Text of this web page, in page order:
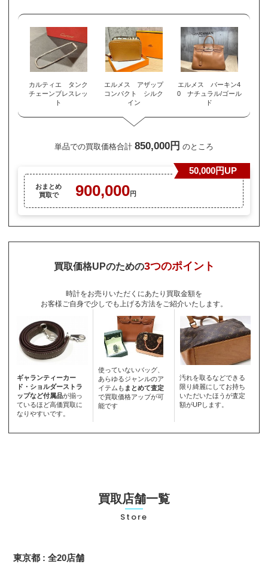
カルティエ タンク
チェーンブレスレッ
ト
エルメス アザップ
コンパクト シルク
イン
エルメス バーキン4
0 ナチュラル/ゴール
ド
単品での買取価格合計 850,000円 のところ
おまとめ
買取で
900,000円
50,000円UP
買取価格UPのための3つのポイント
時計をお売りいただくにあたり買取金額を
お客様ご自身で少しでも上げる方法をご紹介いたします。
ギャランティーカー
ド・ショルダーストラ
ップなど付属品が揃っ
ているほど高価買取に
なりやすいです。
使っていないバッグ、
あらゆるジャンルのア
イテムも まとめて査定
で買取価格アップが可
能です
汚れを取るなどできる
限り綺麗にしてお持ち
いただいたほうが査定
額がUPします。
買取店舗一覧
Store
東京都 : 全20店舗